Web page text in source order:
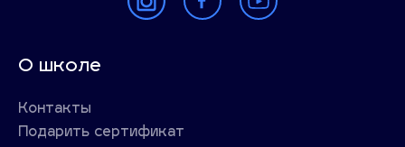
О школе
Контакты
Подарить сертификат